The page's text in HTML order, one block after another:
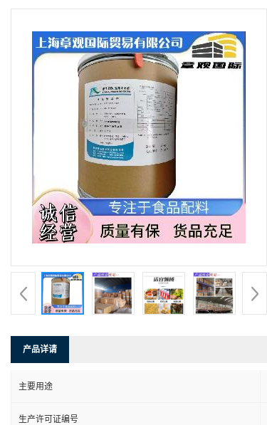
产品详请
主要用途
生产许可证编号